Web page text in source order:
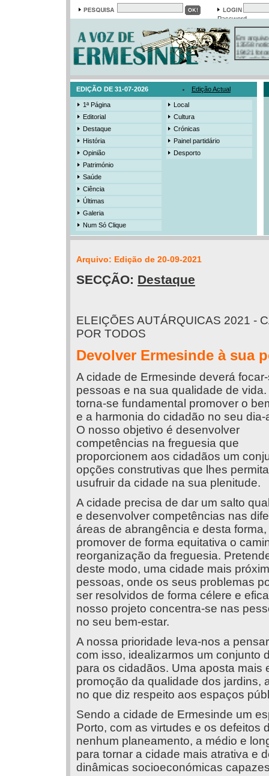
Password
Em arquivo
13558
19421
385
3206
EDIÇÃO DE 31-07-2026 Edição Actual
1ª Página
Editorial
Destaque
História
Opinião
Património
Saúde
Ciência
Últimas
Galeria
Num Só Clique
Local
Cultura
Crónicas
Painel partidário
Desporto
Arquivo: Edição de 20-09-2021
SECÇÃO: Destaque
ELEIÇÕES AUTÁRQUICAS 2021 -
POR TODOS
Devolver Ermesinde à sua
A cidade de Ermesinde deverá
pessoas e na sua qualidade de vida.
torna-se fundamental promover o
e a harmonia do cidadão no seu dia-
O nosso objetivo é desenvolver
competências na freguesia que
proporcionem aos cidadãos um
opções construtivas que lhes
usufruir da cidade na sua plenitude.
A cidade precisa de dar um salto
e desenvolver competências nas
áreas de abrangência e desta forma,
promover de forma equitativa o
reorganização da freguesia.
deste modo, uma cidade mais
pessoas, onde os seus problemas
ser resolvidos de forma célere e
nosso projeto concentra-se nas
no seu bem-estar.
A nossa prioridade leva-nos a
com isso, idealizarmos um conjunto
para os cidadãos. Uma aposta mais
promoção da qualidade dos jardins,
no que diz respeito aos espaços
Sendo a cidade de Ermesinde um
Porto, com as virtudes e os defeitos
nenhum planeamento, a médio e
para tornar a cidade mais atrativa e
dinâmicas socioeconómicas